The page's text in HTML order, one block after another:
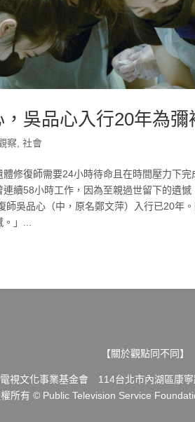
吳品心入行20年為彌
察 ,社會
修復師需要24小時待命且在時間壓力下
續58小時工作，因為至親過世留下的遺憾
吳品心（中，原名鄭文萍）入行已20年
」...
【關於觀點同不同】
視文化事業基金會 114台北市內湖區康
所有 © Public Television Service